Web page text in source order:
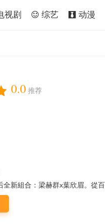
视剧 综艺 动漫
0.0 推荐
全新組合：梁赫群x葉欣眉。從